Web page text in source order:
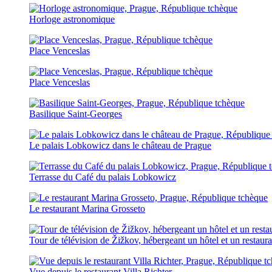
Horloge astronomique
Place Venceslas
Place Venceslas
Basilique Saint-Georges
Le palais Lobkowicz dans le château de Prague
Terrasse du Café du palais Lobkowicz
Le restaurant Marina Grosseto
Tour de télévision de Žižkov, hébergeant un hôtel et un